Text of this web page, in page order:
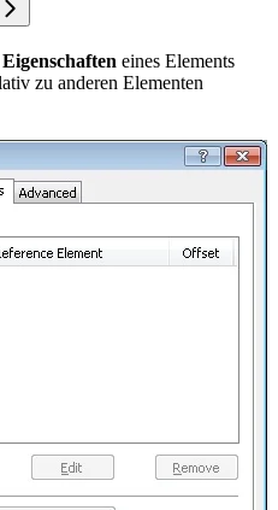
Eigenschaften eines Elements
zu anderen Elementen